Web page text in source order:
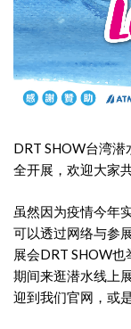
DRT SHOW台湾
全开展，欢迎大家
虽然因为疫情今年
可以透过网络与参
展会DRT SHOW
期间来逛潜水线上
迎到我们官网，或